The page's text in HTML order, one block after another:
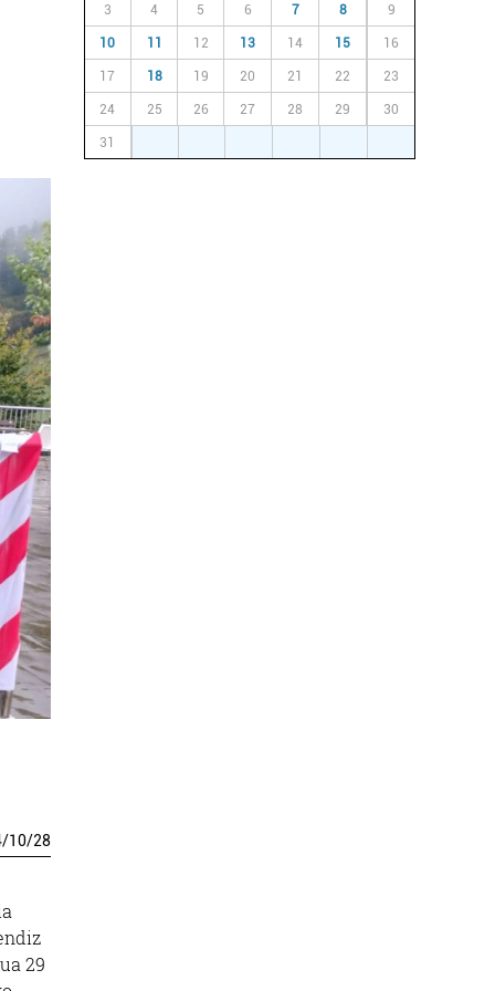
/10/28
29
3 4 5 6 7 8 9
10 11 12 13 14 15 16
17 18 19 20 21 22 23
24 25 26 27 28 29 30
31